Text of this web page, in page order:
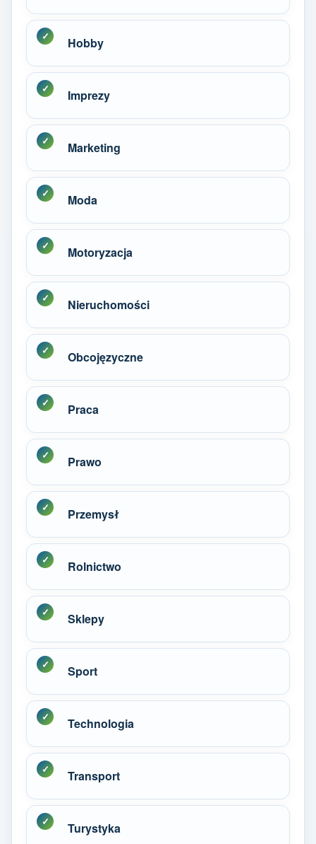
Hobby
Imprezy
Marketing
Moda
Motoryzacja
Nieruchomości
Obcojęzyczne
Praca
Prawo
Przemysł
Rolnictwo
Sklepy
Sport
Technologia
Transport
Turystyka